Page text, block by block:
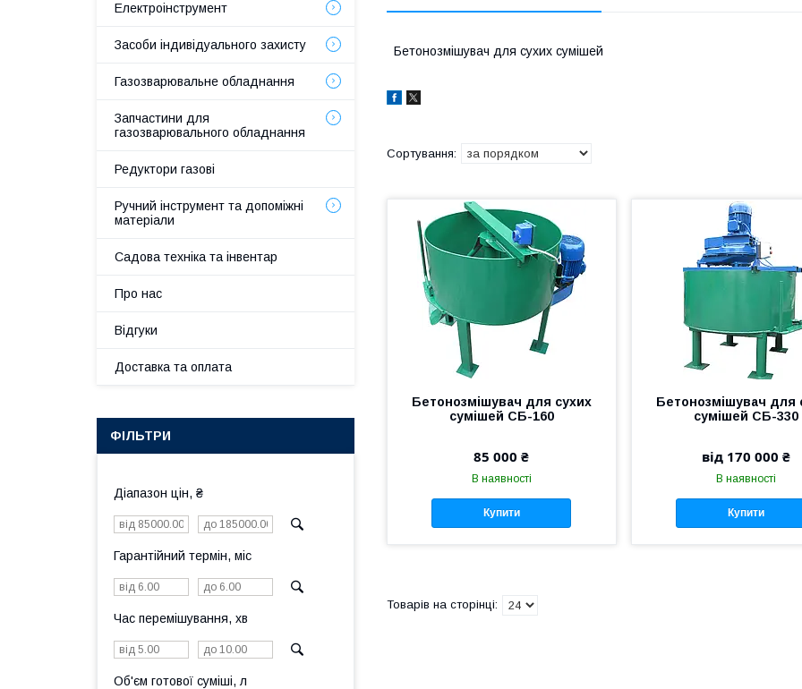
Бетонозмішувач для сухих сумішей
Бетонозмішувач для сухих
сумішей СБ-160
85 000 ₴
В наявності
Купити
Бетонозмішувач для
сумішей СБ-330
від 170 000 ₴
В наявності
Купити
Електроінструмент
Засоби індивідуального захисту
Газозварювальне обладнання
Запчастини для
газозварювального обладнання
Редуктори газові
Ручний інструмент та допоміжні
матеріали
Садова техніка та інвентар
Про нас
Відгуки
Доставка та оплата
ФІЛЬТРИ
Діапазон цін, ₴
Гарантійний термін, міс
Час перемішування, хв
Об'єм готової суміші, л